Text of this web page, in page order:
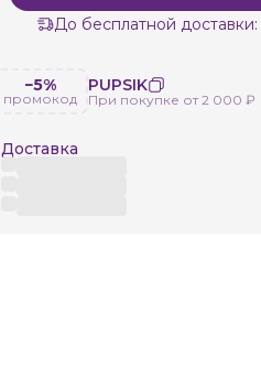
До бесплатной доставки:
−5%
промокод
PUPSIK
При покупке от 2 000 ₽
Доставка